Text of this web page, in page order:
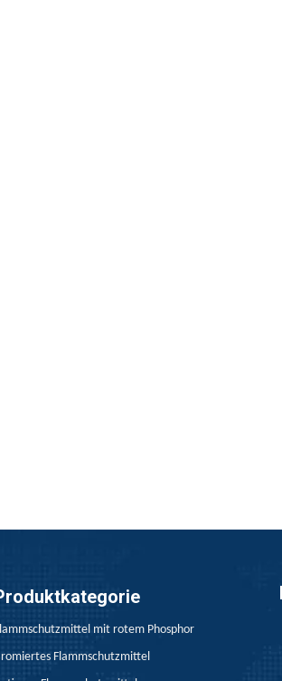
(PP) wurden durch
mit rotem Phosphor
Flammschutzmittel